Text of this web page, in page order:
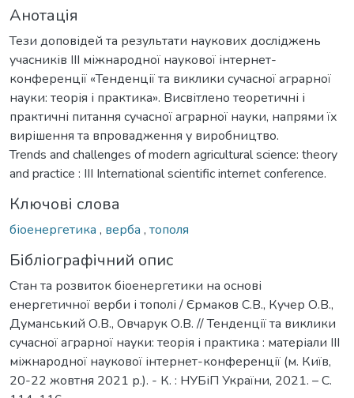
Анотація
Тези доповідей та результати наукових досліджень
учасників IIІ міжнародної наукової інтернет-
конференції «Тенденції та виклики сучасної аграрної
науки: теорія і практика». Висвітлено теоретичні і
практичні питання сучасної аграрної науки, напрями їх
вирішення та впровадження у виробництво.
Trends and challenges of modern agricultural science: theory
and practice : III International scientific internet conference.
Ключові слова
біоенергетика , верба , тополя
Бібліографічний опис
Стан та розвиток біоенергетики на основі
енергетичної верби і тополі / Єрмаков С.В., Кучер О.В.,
Думанський О.В., Овчарук О.В. // Тенденції та виклики
сучасної аграрної науки: теорія і практика : матеріали IIІ
міжнародної наукової інтернет-конференції (м. Київ,
20-22 жовтня 2021 р.). - К. : НУБіП України, 2021. – С.